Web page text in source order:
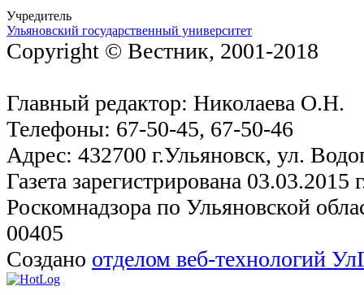
Учредитель
Ульяновский государственный университет
Copyright © Вестник, 2001-2018
Главный редактор: Николаева О.Н.
Телефоны: 67-50-45, 67-50-46
Адрес: 432700 г.Ульяновск, ул.
Газета зарегистрирована 03.03.2015
Роскомнадзора по Ульяновской
00405
Создано отделом веб-технологий